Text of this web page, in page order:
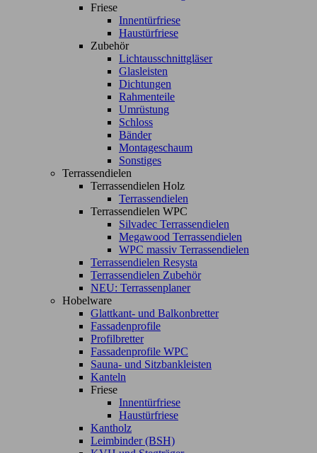
Friese
Innentürfriese
Haustürfriese
Zubehör
Lichtausschnittgläser
Glasleisten
Dichtungen
Rahmenteile
Umrüstung
Schloss
Bänder
Montageschaum
Sonstiges
Terrassendielen
Terrassendielen Holz
Terrassendielen
Terrassendielen WPC
Silvadec Terrassendielen
Megawood Terrassendielen
WPC massiv Terrassendielen
Terrassendielen Resysta
Terrassendielen Zubehör
NEU: Terrassenplaner
Hobelware
Glattkant- und Balkonbretter
Fassadenprofile
Profilbretter
Fassadenprofile WPC
Sauna- und Sitzbankleisten
Kanteln
Friese
Innentürfriese
Haustürfriese
Kantholz
Leimbinder (BSH)